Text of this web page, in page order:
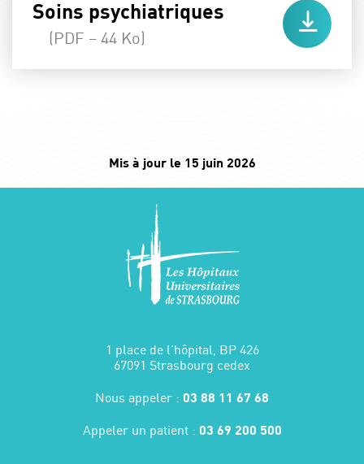
Soins psychiatriques
(PDF – 44 Ko)
Mis à jour le 15 juin 2026
1 place de l'hôpital, BP 426
67091 Strasbourg cedex
Nous appeler : 03 88 11 67 68
Appeler un patient : 03 69 200 500